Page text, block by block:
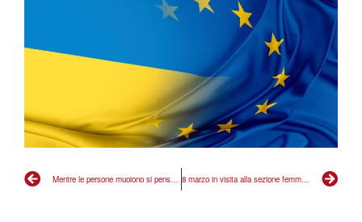
8 marzo in visita alla sezione femminile e transgender del carcere di Reggio Emilia